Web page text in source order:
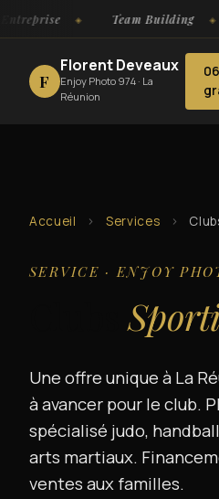
Team Building
F
Florent Deveaux
Enjoy Photo 974 · La
Réunion
Accueil › Services ›
SERVICE · ENJOY
Clubs
Une offre unique à La
à avancer pour le club.
spécialisé judo,
arts martiaux.
ventes aux familles.